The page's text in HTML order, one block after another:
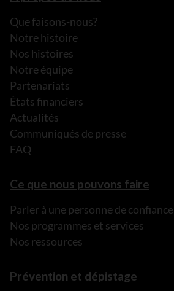
Que faisons-nous?
Notre histoire
Nos histoires
Notre équipe
Partenariats
États financiers
Actualités
Communiqués de presse
FAQ
Ce que nous pouvons faire
Parler à une personne de confiance
Nos programmes et services
Nos ressources
Prévention et dépistage